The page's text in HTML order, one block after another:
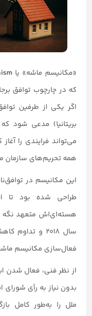
«مکانیسم ماشه» یا
که در چارچوب توافق
اگر یکی از طرفین
بریتانیا) مدعی شود
می‌تواند فرایندی را
همه تحریم‌های سازمان
این مکانیسم در
طراحی شده بود تا
هسته‌ای‌اش متعهد نگه
سال ۲۰۱۸ و
فعال‌سازی مکانیسم
بدون نیاز به رأی
ملل را به‌طور کامل